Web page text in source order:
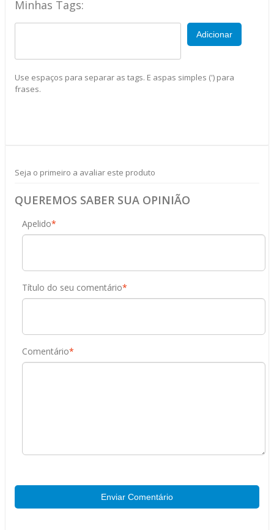
Minhas Tags:
Adicionar
Use espaços para separar as tags. E aspas simples (') para
frases.
Seja o primeiro a avaliar este produto
QUEREMOS SABER SUA OPINIÃO
*
Apelido
*
Título do seu comentário
*
Comentário
Enviar Comentário